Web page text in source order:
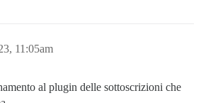
11:05am
al plugin delle sottoscrizioni che